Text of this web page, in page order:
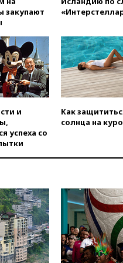
закупают
и
успеха со
Как
солнца на